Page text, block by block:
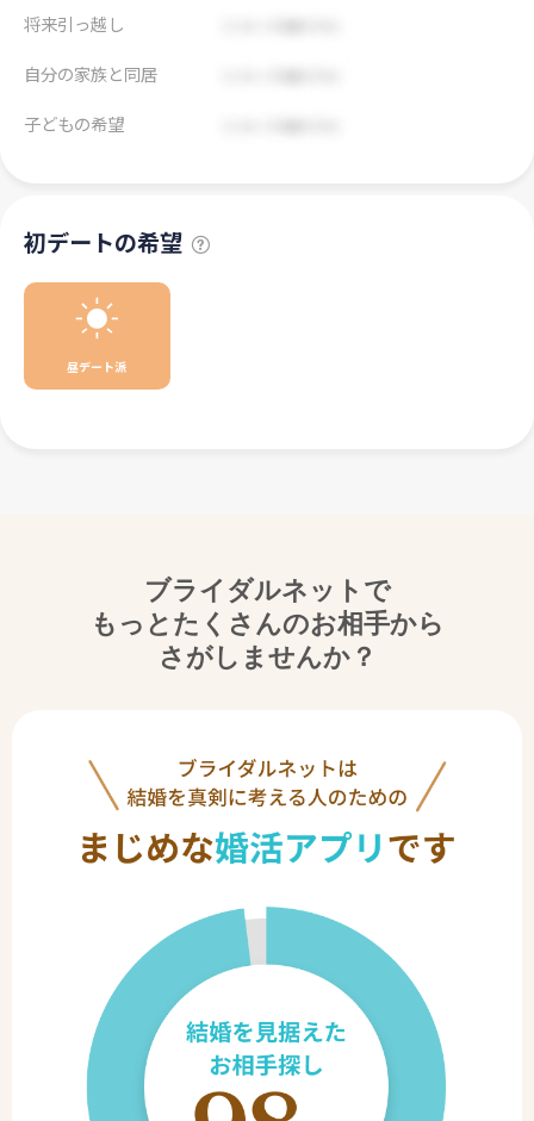
将来引っ越し
自分の家族と同居
子どもの希望
初デートの希望
昼デート派
ブライダルネットで
もっとたくさんのお相手から
さがしませんか？